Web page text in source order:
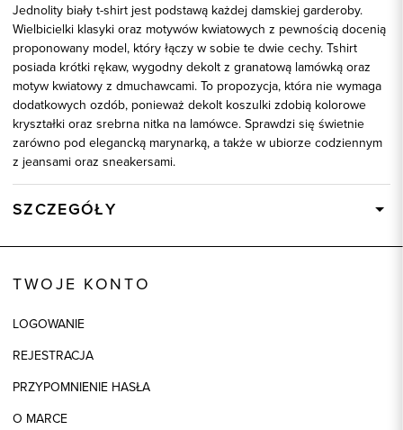
Jednolity biały t-shirt jest podstawą każdej damskiej garderoby.
Wielbicielki klasyki oraz motywów kwiatowych z pewnością docenią
proponowany model, który łączy w sobie te dwie cechy. Tshirt
posiada krótki rękaw, wygodny dekolt z granatową lamówką oraz
motyw kwiatowy z dmuchawcami. To propozycja, która nie wymaga
dodatkowych ozdób, ponieważ dekolt koszulki zdobią kolorowe
kryształki oraz srebrna nitka na lamówce. Sprawdzi się świetnie
zarówno pod elegancką marynarką, a także w ubiorze codziennym
z jeansami oraz sneakersami.
SZCZEGÓŁY
Model
TWOJE KONTO
LOGOWANIE
REJESTRACJA
PRZYPOMNIENIE HASŁA
O MARCE